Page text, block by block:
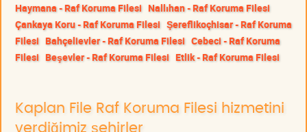
Haymana - Raf Koruma Filesi Nallıhan - Raf Koruma Filesi
Çankaya Koru - Raf Koruma Filesi Şereflikoçhisar - Raf Koruma
Filesi Bahçelievler - Raf Koruma Filesi Cebeci - Raf Koruma
Filesi Beşevler - Raf Koruma Filesi Etlik - Raf Koruma Filesi
Kaplan File Raf Koruma Filesi hizmetini
verdiğimiz şehirler